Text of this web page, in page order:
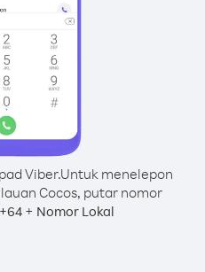
Viber.Untuk menelepon
Cocos, putar nomor
+64 + Nomor Lokal